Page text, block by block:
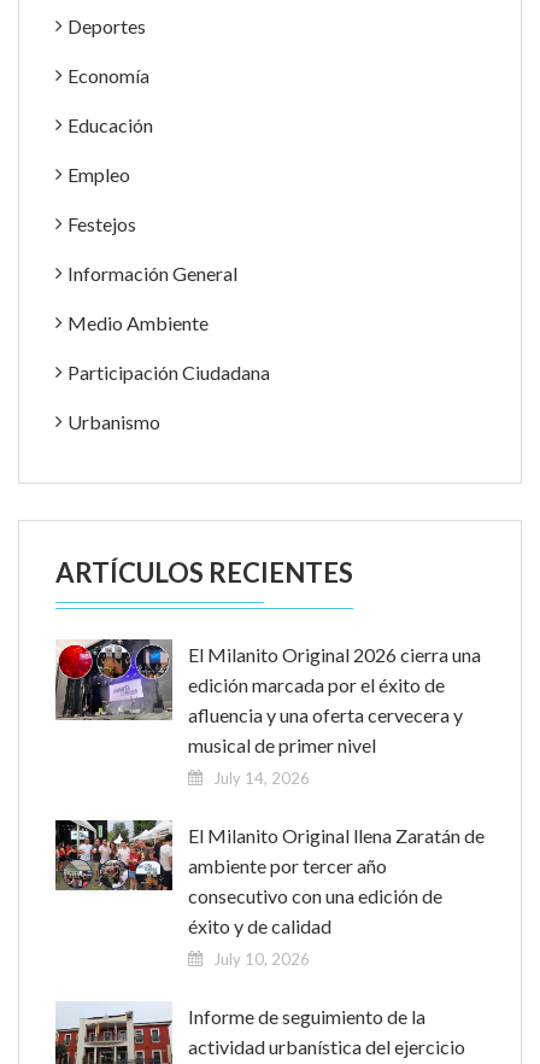
Deportes
Economía
Educación
Empleo
Festejos
Información General
Medio Ambiente
Participación Ciudadana
Urbanismo
ARTÍCULOS RECIENTES
El Milanito Original 2026 cierra una
edición marcada por el éxito de
afluencia y una oferta cervecera y
musical de primer nivel
July 14, 2026
El Milanito Original llena Zaratán de
ambiente por tercer año
consecutivo con una edición de
éxito y de calidad
July 10, 2026
Informe de seguimiento de la
actividad urbanística del ejercicio